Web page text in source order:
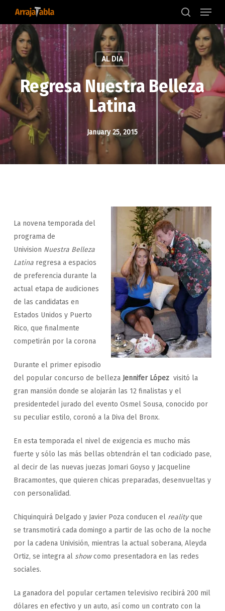
main
content
search
Menu
AL DIA
Regresa Nuestra Belleza
Latina
January 25, 2015
La novena temporada del
programa de
Univision Nuestra Belleza
Latinaregresa a espacios
de preferencia durante la
actual etapa de audiciones
de las candidatas en
Estados Unidos y Puerto
Rico, que finalmente
competirán por la corona
Durante el primer episodio
del popular concurso de belleza Jennifer Lópezvisitó la
gran mansión donde se alojarán las 12 finalistas y el
presidentedel jurado del evento Osmel Sousa, conocido por
su peculiar estilo, coronó a la Diva del Bronx.
En esta temporada el nivel de exigencia es mucho más
fuerte y sólo las más bellas obtendrán el tan codiciado pase,
al decir de las nuevas juezas Jomari Goyso y Jacqueline
Bracamontes, que quieren chicas preparadas, desenvueltas y
con personalidad.
Chiquinquirá Delgado y Javier Poza conducen el realityque
se transmotirá cada domingo a partir de las ocho de la noche
por la cadena Univisión, mientras la actual soberana, Aleyda
Ortiz, se integra al showcomo presentadora en las redes
sociales.
La ganadora del popular certamen televisivo recibirá 200 mil
dólares en efectivo y un auto, así como un contrato con la